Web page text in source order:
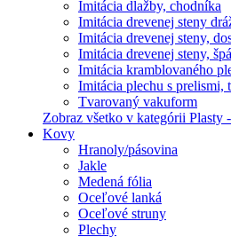
Imitácia dlažby, chodníka
Imitácia drevenej steny
Imitácia drevenej steny,
Imitácia drevenej steny,
Imitácia kramblovaného
Imitácia plechu s prelismi,
Tvarovaný vakuform
Zobraz všetko v kategórii Plasty
Kovy
Hranoly/pásovina
Jakle
Medená fólia
Oceľové lanká
Oceľové struny
Plechy